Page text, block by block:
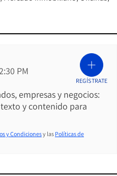
PM
empresas y negocios:
y contenido para
REGÍSTRATE
y Condicionesy las Políticas de